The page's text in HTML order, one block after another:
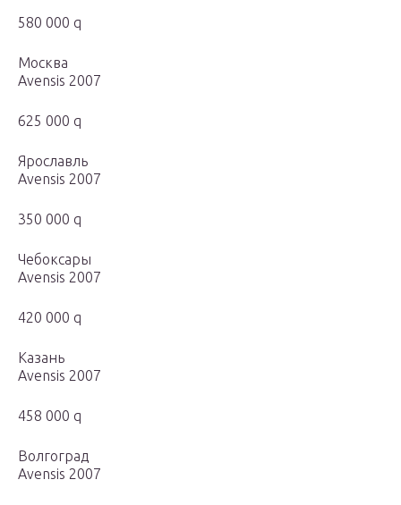
580 000 q
Москва
Avensis 2007
625 000 q
Ярославль
Avensis 2007
350 000 q
Чебоксары
Avensis 2007
420 000 q
Казань
Avensis 2007
458 000 q
Волгоград
Avensis 2007